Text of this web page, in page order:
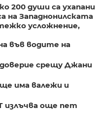
200 души са ухапани
на Западнонилската
усложнение,
във водите на
срещу Джани
има валежи и
излъчва още пет